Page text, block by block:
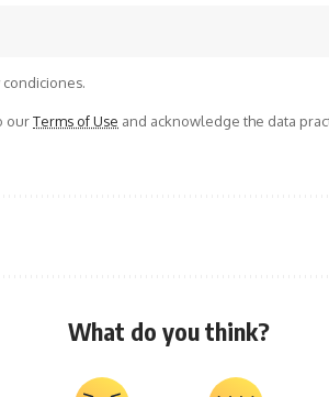
ourTerms of Use and acknowledge the data
What do you think?